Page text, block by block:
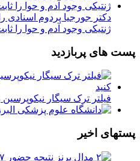
دکتر جورجیا پردوم اسنادی
ژنتیکی وجود آدم و حوا را
پست های پربازدید
فیلتر ترک سیگار نیکوپرسین
پستهای اخیر